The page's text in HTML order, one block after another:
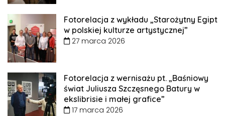
Fotorelacja z wykładu „Starożytny Egipt
w polskiej kulturze artystycznej”
27 marca 2026
Fotorelacja z wernisażu pt. „Baśniowy
świat Juliusza Szczęsnego Batury w
ekslibrisie i małej grafice”
17 marca 2026